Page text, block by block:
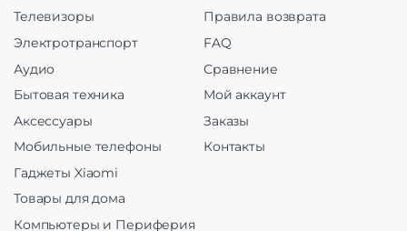
Телевизоры
Электротранспорт
Аудио
Бытовая техника
Аксессуары
Мобильные телефоны
Гаджеты Xiaomi
Товары для дома
Компьютеры и Периферия
Правила возврата
FAQ
Сравнение
Мой аккаунт
Заказы
Контакты